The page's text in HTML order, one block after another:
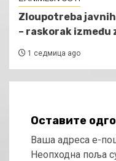
Zloupotreba
– raskorak između
1 седмица ago
Оставите
Ваша адреса е-
Неопходна поља